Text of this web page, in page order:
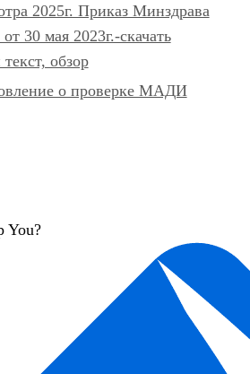
2025г. Приказ Минздрава
30 мая 2023г.-скачать
обзор
о проверке МАДИ
You?